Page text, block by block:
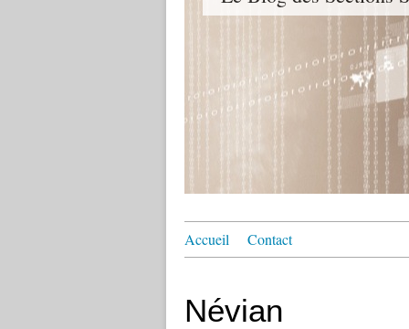
Accueil Contact
Névian